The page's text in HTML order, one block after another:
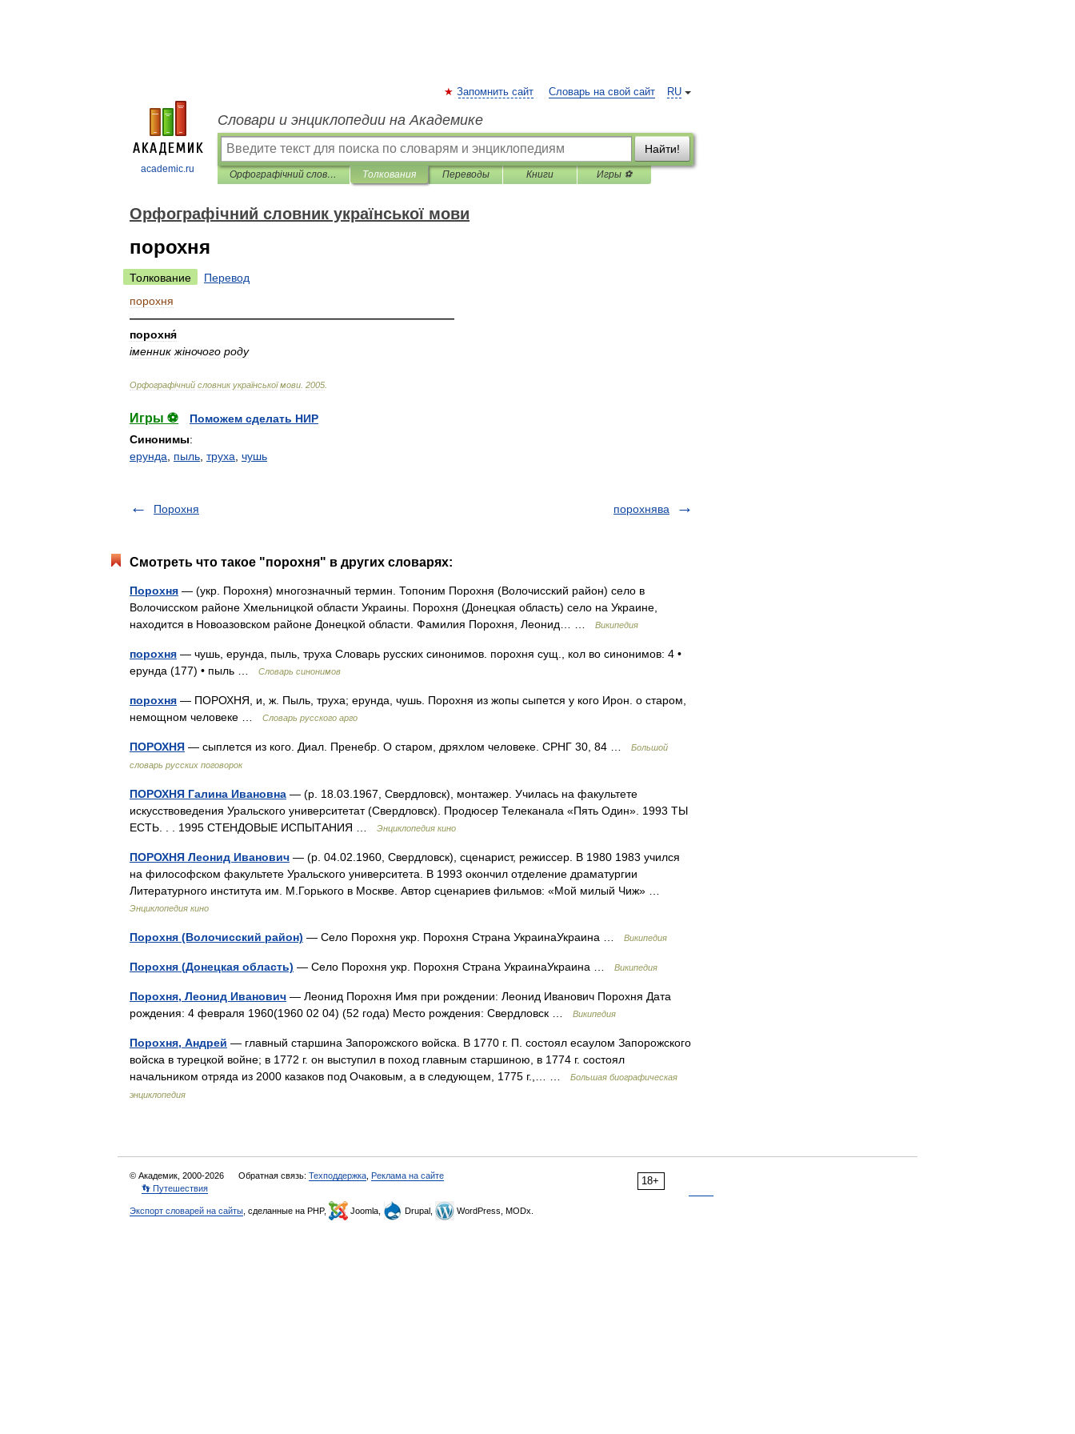
academic.ru
RU
Запомнить сайт Словарь на свой сайт
Словари и энциклопедии на Академике
Найти!
Орфографічний словник української мови Толкования Переводы Книги Игры ⚽
Орфографічний словник української мови
порохня
Толкование
Перевод
порохня
—————————————————————————————
порохня́
іменник жіночого роду
Орфографічний словник української мови 2005
Игры ⚽
Поможем сделать НИР
Синонимы:
ерунда
пыль труха чушь
Порохня порохнява
Смотреть что такое "порохня" в других словарях:
Порохня — (укр. Порохня) многозначный термин. Топоним Порохня (Волочисский район) село в
Волочисском районе Хмельницкой области Украины. Порохня (Донецкая область) село на Украине,
находится в Новоазовском районе Донецкой области. Фамилия Порохня, Леонид… …
Википедия
порохня — чушь, ерунда, пыль, труха Словарь русских синонимов. порохня сущ., кол во синонимов: 4 •
ерунда (177) • пыль …
Словарь синонимов
порохня — ПОРОХНЯ, и, ж. Пыль, труха; ерунда, чушь. Порохня из жопы сыпется у кого Ирон. о старом,
немощном человеке …
Словарь русского арго
ПОРОХНЯ — сыплется из кого. Диал. Пренебр. О старом, дряхлом человеке. СРНГ 30, 84 …
Большой
словарь русских поговорок
ПОРОХНЯ Галина Ивановна — (р. 18.03.1967, Свердловск), монтажер. Училась на факультете
искусствоведения Уральского университетат (Свердловск). Продюсер Телеканала «Пять Один». 1993 ТЫ
ЕСТЬ. . . 1995 СТЕНДОВЫЕ ИСПЫТАНИЯ …
Энциклопедия кино
ПОРОХНЯ Леонид Иванович — (р. 04.02.1960, Свердловск), сценарист, режиссер. В 1980 1983 учился
на философском факультете Уральского университета. В 1993 окончил отделение драматургии
Литературного института им. М.Горького в Москве. Автор сценариев фильмов: «Мой милый Чиж» …
Энциклопедия кино
Порохня (Волочисский район) — Село Порохня укр. Порохня Страна УкраинаУкраина … Википедия
Порохня (Донецкая область) — Село Порохня укр. Порохня Страна УкраинаУкраина … Википедия
Порохня, Леонид Иванович — Леонид Порохня Имя при рождении: Леонид Иванович Порохня Дата
рождения: 4 февраля 1960(1960 02 04) (52 года) Место рождения: Свердловск …
Википедия
Порохня, Андрей — главный старшина Запорожского войска. В 1770 г. П. состоял есаулом Запорожского
войска в турецкой войне; в 1772 г. он выступил в поход главным старшиною, в 1774 г. состоял
начальником отряда из 2000 казаков под Очаковым, а в следующем, 1775 г.,… …
Большая биографическая
энциклопедия
18+
© Академик, 2000-2026 Обратная связь: Техподдержка Реклама на сайте
👣 Путешествия
Экспорт словарей на сайты , сделанные на PHP, Joomla, Drupal, WordPress, MODx.